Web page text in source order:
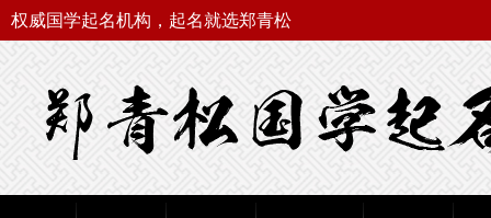
权威国学起名机构，起名就选郑青松